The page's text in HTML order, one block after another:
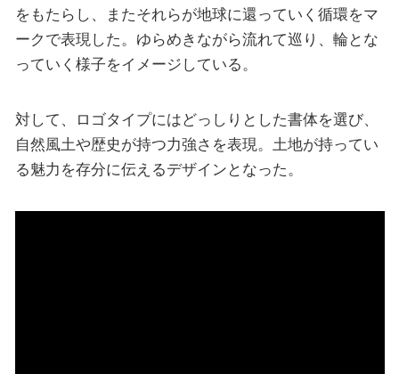
をもたらし、またそれらが地球に還っていく循環をマ
ークで表現した。ゆらめきながら流れて巡り、輪とな
っていく様子をイメージしている。
対して、ロゴタイプにはどっしりとした書体を選び、
自然風土や歴史が持つ力強さを表現。土地が持ってい
る魅力を存分に伝えるデザインとなった。